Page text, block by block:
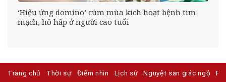
‘Hiệu ứng domino’ cúm mùa kích hoạt bệnh tim
mạch, hô hấp ở người cao tuổi
Trang chủ Thời sự Điểm nhìn Lịch sử Nguyệt san giác ngộ